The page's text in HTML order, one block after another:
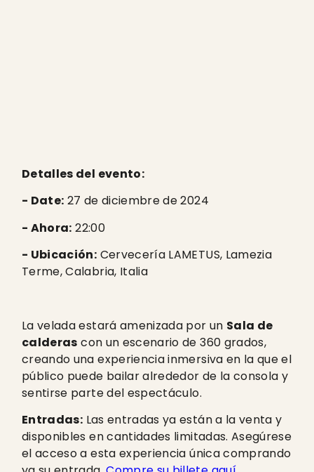
Detalles del evento:
- Date: 27 de diciembre de 2024
- Ahora: 22:00
- Ubicación: Cervecería LAMETUS, Lamezia
Terme, Calabria, Italia
La velada estará amenizada por un Sala de
calderas con un escenario de 360 grados,
creando una experiencia inmersiva en la que el
público puede bailar alrededor de la consola y
sentirse parte del espectáculo.
Entradas: Las entradas ya están a la venta y
disponibles en cantidades limitadas. Asegúrese
el acceso a esta experiencia única comprando